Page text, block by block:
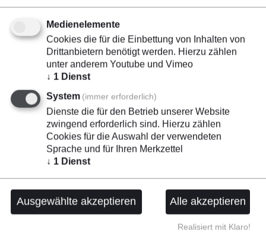
unserem AIR Flocker Pro und der Flocking
CABIN.
Highlights
Erprobte Technik
Speziell für die Flockindustrie
Medienelemente
Cookies die für die Einbettung von Inhalten von
Drittanbietern benötigt werden. Hierzu zählen
unter anderem Youtube und Vimeo
↓ 1 Dienst
System (immer erforderlich)
Dienste die für den Betrieb unserer Website
zwingend erforderlich sind. Hierzu zählen
Cookies für die Auswahl der verwendeten
Sprache und für Ihren Merkzettel
↓ 1 Dienst
Ausgewählte akzeptieren Alle akzeptieren
Realisiert mit Klaro!